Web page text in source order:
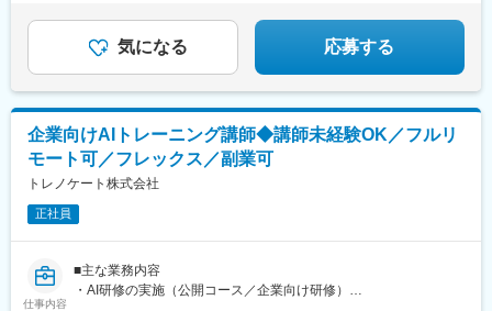
西口駅、古市駅(広島県)、広大附属学校前駅、広電西広島・己斐
駅、栗林公園北口駅、栗林駅、はりまや橋駅、小倉駅(福岡県)、城
野駅(北九州高速鉄道)、徳力嵐山口駅、黒崎駅、三ケ森駅、原町
駅、西鉄千早駅、箱崎九大前駅、新大工町駅、上熊本駅(路面電
車)、郡元駅(鹿児島市電)、谷山駅(指宿枕崎線)、ロープウェイ入口
駅、中央図書館前駅、太子堂駅、本八幡駅(総武線)、東海神駅、京
成千葉駅、東向島駅、浅草駅、国道駅、南富山駅、北府駅、森小
路駅、大阪阿部野橋駅、香櫨園駅、六甲駅、大宮駅(京都府)、西大
路三条駅、畝傍駅、宇品二丁目駅、福島町駅、蓮池町通駅、旦過
す。詳細は別途お問い合わせください。
駅、上大岡駅、横浜駅、平沼橋駅、みなとみらい駅、本郷駅(長野
県)、北長野駅、安茂里駅、篠ノ井駅、南松本駅、新潟駅、大町駅
(富山県)、野町駅、小松駅、武生駅、桜橋駅(静岡県)、春日町駅、
川駅、小幡駅、三郷駅(愛知県)、瀬戸口駅、藤が丘駅(愛知県)、長
久手古戦場駅、赤池駅(愛知県)、神沢駅、鳴海駅、南大高駅、有松
駅、知立駅、刈谷駅、太田川駅、前後駅、星川駅(三重県)、鈴鹿市
駅、茨木駅、枚方市駅、放出駅、四条畷駅、住道駅、千林大宮
駅、天王寺駅前駅、大阪上本町駅、新石切駅、平野駅(地下鉄)、鳳
駅、六甲道駅、山陽姫路駅、網干駅、西明石駅、四条駅(京都市
営)、西院駅(阪急線)、宇治駅(奈良線)、新田辺駅、松井山手駅、彦
◎マーケティング、予算管理、人材開発まで幅広いスキ
ルが身に着く
気になる 応募する
企業向けAIトレーニング講師◆講師未経験OK／フルリ
モート可／フレックス／副業可
トレノケート株式会社
正社員
仕事内容
■主な業務内容
・AI研修の実施（公開コース／企業向け研修）